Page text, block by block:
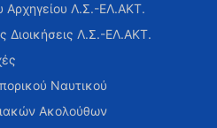
Αρχηγείου Λ.Σ.-ΕΛ.ΑΚΤ.
Διοικήσεις Λ.Σ.-ΕΛ.ΑΚΤ.
Ναυτικού
Ακολούθων